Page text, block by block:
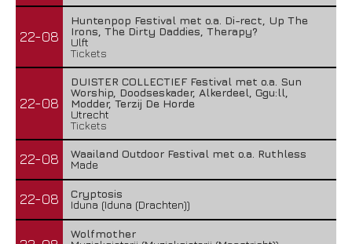
22-08
Huntenpop Festival met o.a. Di-rect, Up The
Irons, The Dirty Daddies, Therapy?
Ulft
Tickets
22-08
DUISTER COLLECTIEF Festival met o.a. Sun
Worship, Doodseskader, Alkerdeel, Ggu:ll,
Modder, Terzij De Horde
Utrecht
Tickets
22-08
Waailand Outdoor Festival met o.a. Ruthless
Made
22-08
Cryptosis
Iduna (Iduna (Drachten))
Wolfmother